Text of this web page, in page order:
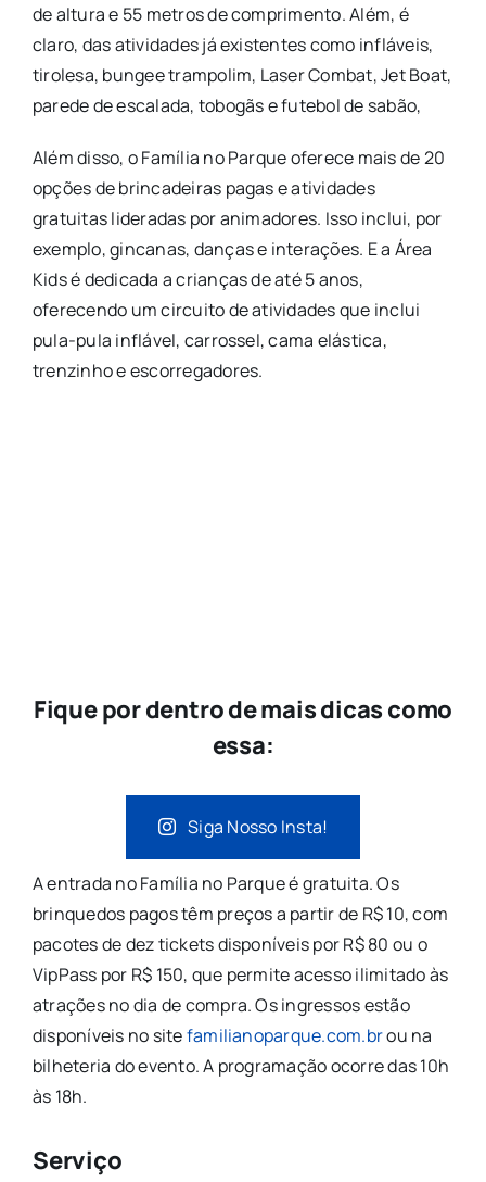
de altura e 55 metros de comprimento. Além, é
claro, das atividades já existentes como infláveis,
tirolesa, bungee trampolim, Laser Combat, Jet Boat,
parede de escalada, tobogãs e futebol de sabão,
Além disso, o Família no Parque oferece mais de 20
opções de brincadeiras pagas e atividades
gratuitas lideradas por animadores. Isso inclui, por
exemplo, gincanas, danças e interações. E a Área
Kids é dedicada a crianças de até 5 anos,
oferecendo um circuito de atividades que inclui
pula-pula inflável, carrossel, cama elástica,
trenzinho e escorregadores.
Fique por dentro de mais dicas como
essa:
Siga Nosso Insta!
A entrada no Família no Parque é gratuita. Os
brinquedos pagos têm preços a partir de R$ 10, com
pacotes de dez tickets disponíveis por R$ 80 ou o
VipPass por R$ 150, que permite acesso ilimitado às
atrações no dia de compra. Os ingressos estão
disponíveis no sitefamilianoparque.com.brou na
bilheteria do evento. A programação ocorre das 10h
às 18h.
Serviço